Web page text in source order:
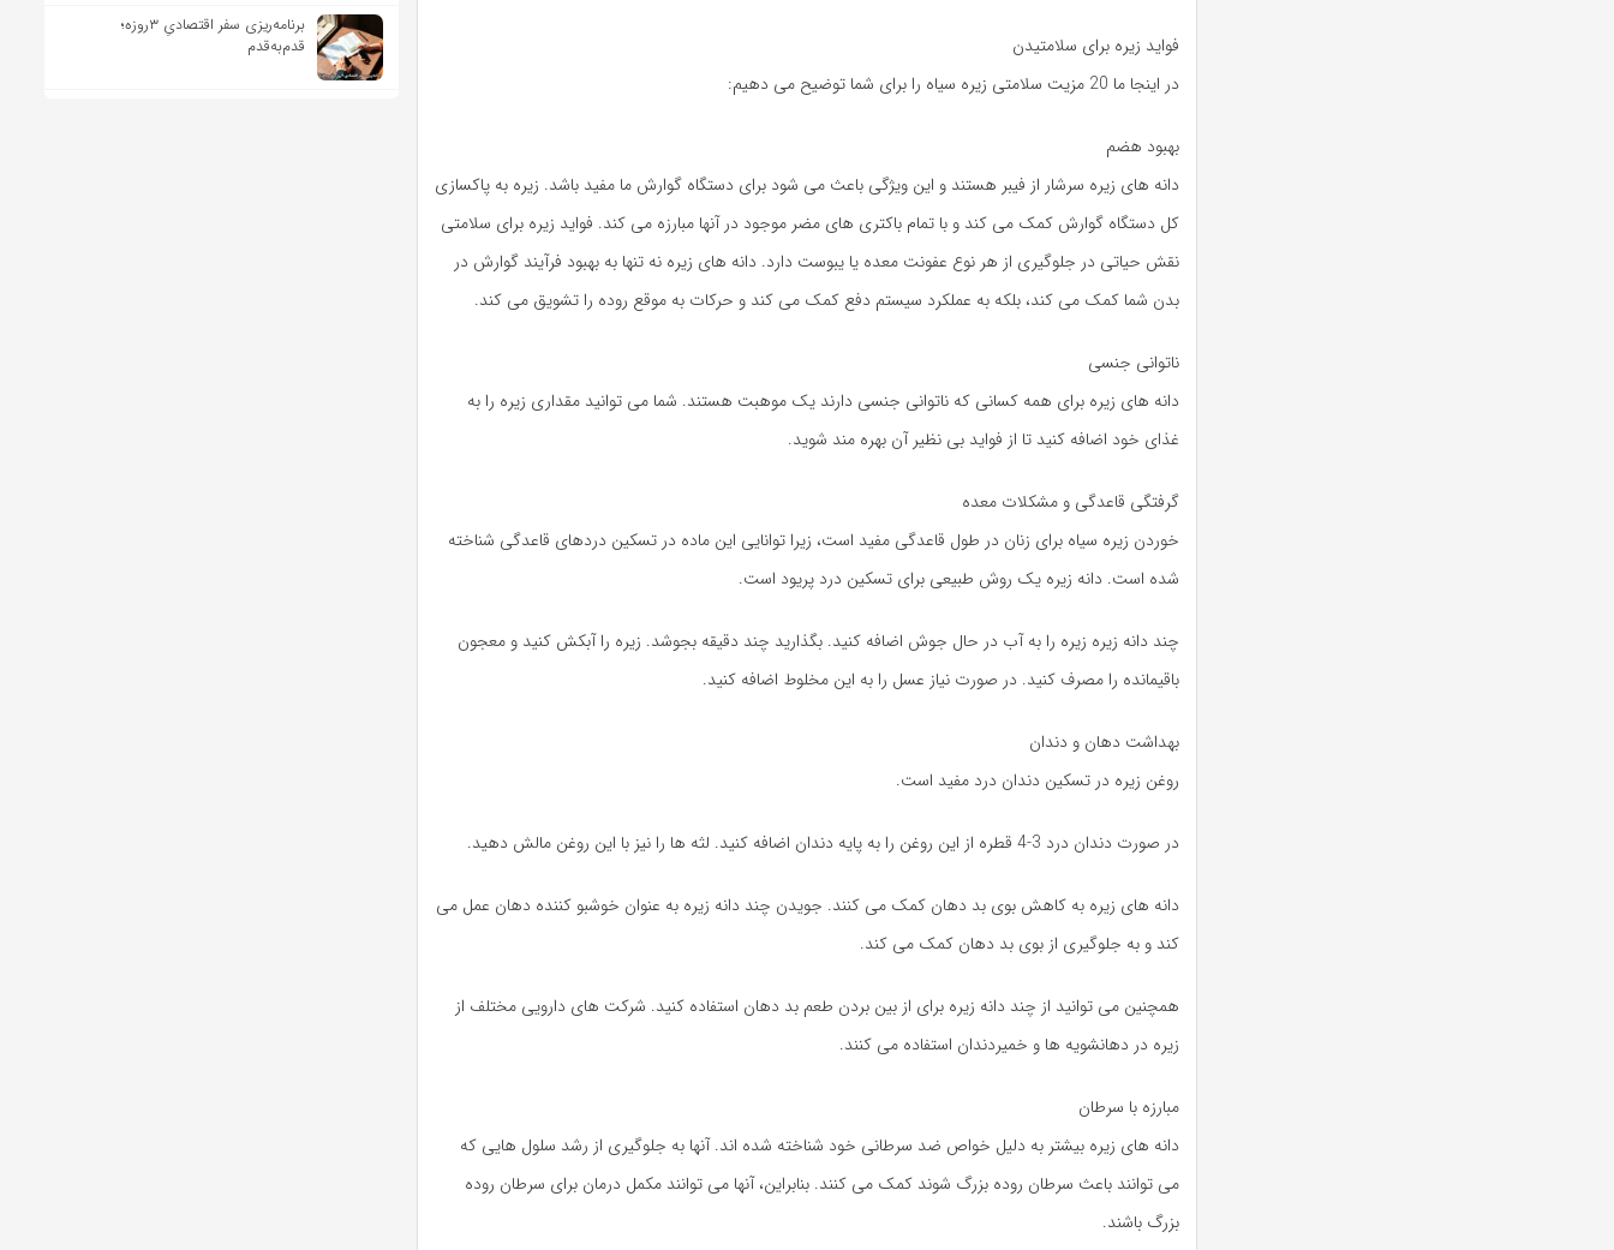
فواید زیره برای سلامتیدن
در اینجا ما 20 مزیت سلامتی زیره سیاه را برای شما توضیح می دهیم:
بهبود هضم
دانه های زیره سرشار از فیبر هستند و این ویژگی باعث می شود برای دستگاه گوارش ما مفید باشد. زیره به پاکسازی
کل دستگاه گوارش کمک می کند و با تمام باکتری های مضر موجود در آنها مبارزه می کند. فواید زیره برای سلامتی
نقش حیاتی در جلوگیری از هر نوع عفونت معده یا یبوست دارد. دانه های زیره نه تنها به بهبود فرآیند گوارش در
بدن شما کمک می کند، بلکه به عملکرد سیستم دفع کمک می کند و حرکات به موقع روده را تشویق می کند.
ناتوانی جنسی
دانه های زیره برای همه کسانی که ناتوانی جنسی دارند یک موهبت هستند. شما می توانید مقداری زیره را به
غذای خود اضافه کنید تا از فواید بی نظیر آن بهره مند شوید.
گرفتگی قاعدگی و مشکلات معده
خوردن زیره سیاه برای زنان در طول قاعدگی مفید است، زیرا توانایی این ماده در تسکین دردهای قاعدگی شناخته
شده است. دانه زیره یک روش طبیعی برای تسکین درد پریود است.
چند دانه زیره زیره را به آب در حال جوش اضافه کنید. بگذارید چند دقیقه بجوشد. زیره را آبکش کنید و معجون
باقیمانده را مصرف کنید. در صورت نیاز عسل را به این مخلوط اضافه کنید.
بهداشت دهان و دندان
روغن زیره در تسکین دندان درد مفید است.
در صورت دندان درد 3-4 قطره از این روغن را به پایه دندان اضافه کنید. لثه ها را نیز با این روغن مالش دهید.
دانه های زیره به کاهش بوی بد دهان کمک می کنند. جویدن چند دانه زیره به عنوان خوشبو کننده دهان عمل می
کند و به جلوگیری از بوی بد دهان کمک می کند.
همچنین می توانید از چند دانه زیره برای از بین بردن طعم بد دهان استفاده کنید. شرکت های دارویی مختلف از
زیره در دهانشویه ها و خمیردندان استفاده می کنند.
مبارزه با سرطان
دانه های زیره بیشتر به دلیل خواص ضد سرطانی خود شناخته شده اند. آنها به جلوگیری از رشد سلول هایی که
می توانند باعث سرطان روده بزرگ شوند کمک می کنند. بنابراین، آنها می توانند مکمل درمان برای سرطان روده
بزرگ باشند.
برنامه‌ریزی سفر اقتصادیِ ۳روزه؛
قدم‌به‌قدم